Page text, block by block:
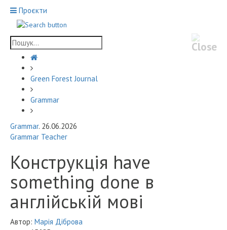
Проєкти
Green Forest Journal
Grammar
Grammar. 26.06.2026
Grammar Teacher
Конструкція have
something done в
англійській мові
Автор: Марія Діброва